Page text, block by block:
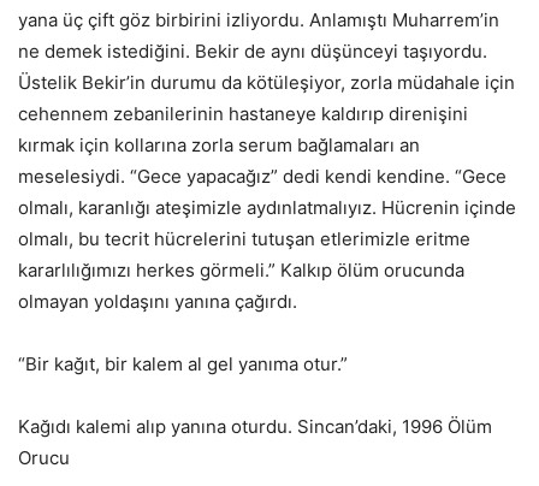
yana üç çift göz birbirini izliyordu. Anlamıştı Muharrem’in
ne demek istediğini. Bekir de aynı düşünceyi taşıyordu.
Üstelik Bekir’in durumu da kötüleşiyor, zorla müdahale için
cehennem zebanilerinin hastaneye kaldırıp direnişini
kırmak için kollarına zorla serum bağlamaları an
meselesiydi. “Gece yapacağız” dedi kendi kendine. “Gece
olmalı, karanlığı ateşimizle aydınlatmalıyız. Hücrenin içinde
olmalı, bu tecrit hücrelerini tutuşan etlerimizle eritme
kararlılığımızı herkes görmeli.” Kalkıp ölüm orucunda
olmayan yoldaşını yanına çağırdı.
“Bir kağıt, bir kalem al gel yanıma otur.”
Kağıdı kalemi alıp yanına oturdu. Sincan’daki, 1996 Ölüm
Orucu